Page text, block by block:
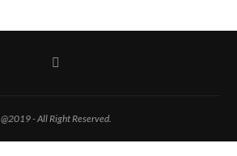
@2019 - All Right Reserved.